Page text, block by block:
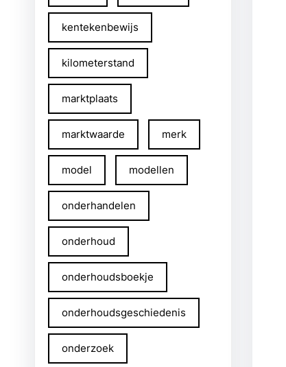
kentekenbewijs
kilometerstand
marktplaats
marktwaarde merk
model modellen
onderhandelen
onderhoud
onderhoudsboekje
onderhoudsgeschiedenis
onderzoek